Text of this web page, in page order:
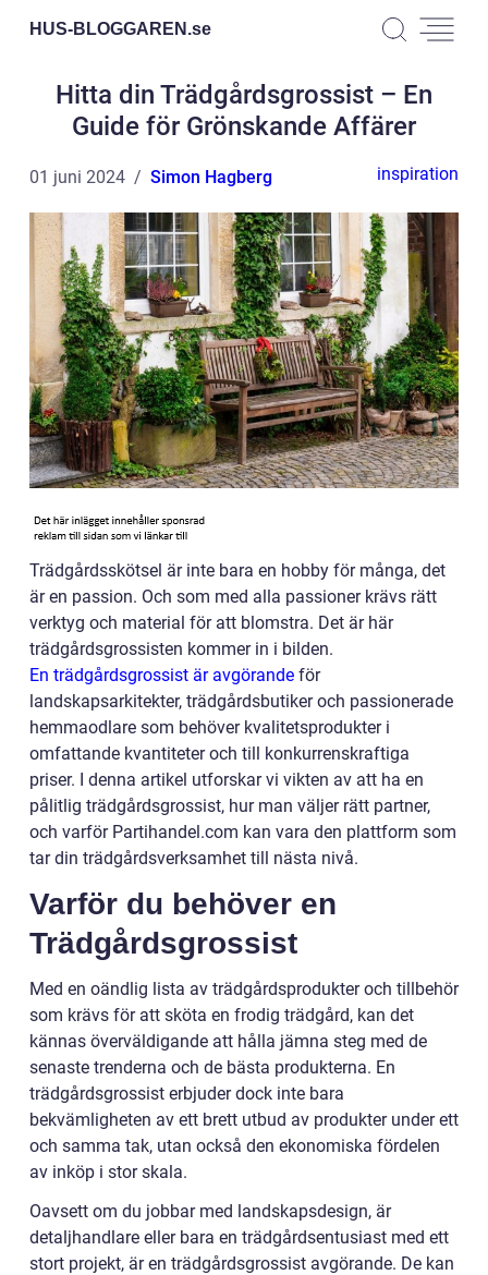
HUS-BLOGGAREN.se
Hitta din Trädgårdsgrossist – En
Guide för Grönskande Affärer
01 juni 2024 Simon Hagberg inspiration
Trädgårdsskötsel är inte bara en hobby för många, det
är en passion. Och som med alla passioner krävs rätt
verktyg och material för att blomstra. Det är här
trädgårdsgrossisten kommer in i bilden.
En trädgårdsgrossist är avgörande för
landskapsarkitekter, trädgårdsbutiker och passionerade
hemmaodlare som behöver kvalitetsprodukter i
omfattande kvantiteter och till konkurrenskraftiga
priser. I denna artikel utforskar vi vikten av att ha en
pålitlig trädgårdsgrossist, hur man väljer rätt partner,
och varför Partihandel.com kan vara den plattform som
tar din trädgårdsverksamhet till nästa nivå.
Varför du behöver en
Trädgårdsgrossist
Med en oändlig lista av trädgårdsprodukter och tillbehör
som krävs för att sköta en frodig trädgård, kan det
kännas överväldigande att hålla jämna steg med de
senaste trenderna och de bästa produkterna. En
trädgårdsgrossist erbjuder dock inte bara
bekvämligheten av ett brett utbud av produkter under ett
och samma tak, utan också den ekonomiska fördelen
av inköp i stor skala.
Oavsett om du jobbar med landskapsdesign, är
detaljhandlare eller bara en trädgårdsentusiast med ett
stort projekt, är en trädgårdsgrossist avgörande. De kan